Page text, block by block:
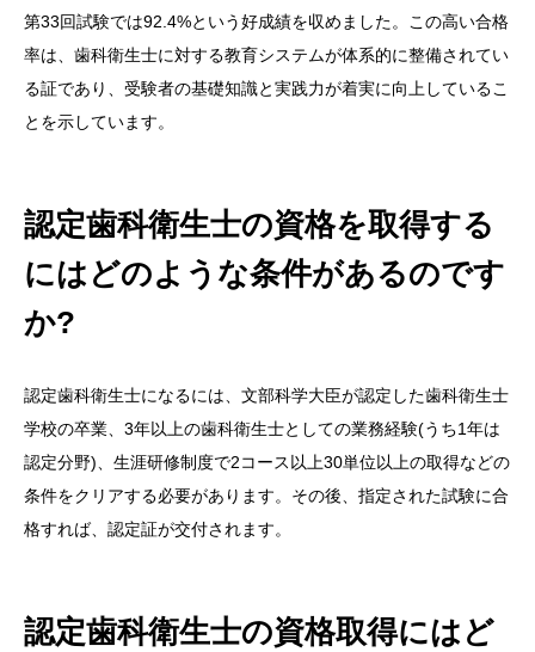
第33回試験では92.4%という好成績を収めました。この高い合格
率は、歯科衛生士に対する教育システムが体系的に整備されてい
る証であり、受験者の基礎知識と実践力が着実に向上しているこ
とを示しています。
認定歯科衛生士の資格を取得する
にはどのような条件があるのです
か?
認定歯科衛生士になるには、文部科学大臣が認定した歯科衛生士
学校の卒業、3年以上の歯科衛生士としての業務経験(うち1年は
認定分野)、生涯研修制度で2コース以上30単位以上の取得などの
条件をクリアする必要があります。その後、指定された試験に合
格すれば、認定証が交付されます。
認定歯科衛生士の資格取得にはど